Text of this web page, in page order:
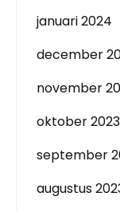
januari 2024
december
november
oktober 2023
september
augustus